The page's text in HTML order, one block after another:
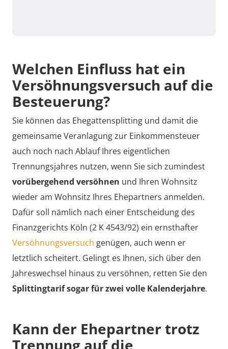
Welchen Einfluss hat ein
Versöhnungsversuch auf die
Besteuerung?
Sie können das Ehegattensplitting und damit die
gemeinsame Veranlagung zur Einkommensteuer
auch noch nach Ablauf Ihres eigentlichen
Trennungsjahres nutzen, wenn Sie sich zumindest
vorübergehend versöhnen und Ihren Wohnsitz
wieder am Wohnsitz Ihres Ehepartners anmelden.
Dafür soll nämlich nach einer Entscheidung des
Finanzgerichts Köln (2 K 4543/92) ein ernsthafter
Versöhnungsversuch genügen, auch wenn er
letztlich scheitert. Gelingt es Ihnen, sich über den
Jahreswechsel hinaus zu versöhnen, retten Sie den
Splittingtarif sogar für zwei volle Kalenderjahre.
Kann der Ehepartner trotz
Trennung auf die